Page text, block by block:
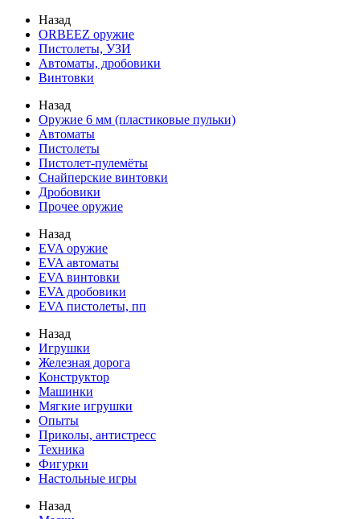
Назад
ORBEEZ оружие
Пистолеты, УЗИ
Автоматы, дробовики
Винтовки
Назад
Оружие 6 мм (пластиковые пульки)
Автоматы
Пистолеты
Пистолет-пулемёты
Снайперские винтовки
Дробовики
Прочее оружие
Назад
EVA оружие
EVA автоматы
EVA винтовки
EVA дробовики
EVA пистолеты, пп
Назад
Игрушки
Железная дорога
Конструктор
Машинки
Мягкие игрушки
Опыты
Приколы, антистресс
Техника
Фигурки
Настольные игры
Назад